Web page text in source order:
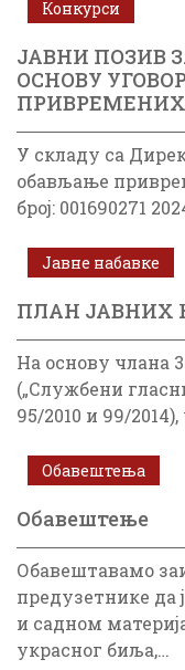
Конкурси
ЈАВНИ ПОЗИВ
ОСНОВУ
У складу са
обављање
број: 001690271
Јавне набавке
ПЛАН ЈАВНИХ
На основу члана
(„Службени
95/2010 и 99/
Обавештења
Обавештење
Обавештавамо
предузетнике да
и садном
украсног биља,…